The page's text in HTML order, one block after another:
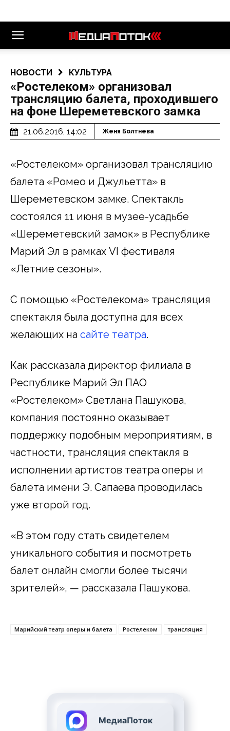
НОВОСТИ КУЛЬТУРА
«Ростелеком» организовал
трансляцию балета, проходившего
на фоне Шереметевского замка
21.06.2016, 14:02 Женя Болтнева
«Ростелеком» организовал трансляцию
балета «Ромео и Джульетта» в
Шереметевском замке. Спектакль
состоялся 11 июня в музее-усадьбе
«Шереметевский замок» в Республике
Марий Эл в рамках VI фестиваля
«Летние сезоны».
С помощью «Ростелекома» трансляция
спектакля была доступна для всех
желающих на сайте театра.
Как рассказала директор филиала в
Республике Марий Эл ПАО
«Ростелеком» Светлана Пашукова,
компания постоянно оказывает
поддержку подобным мероприятиям, в
частности, трансляция спектакля в
исполнении артистов театра оперы и
балета имени Э. Сапаева проводилась
уже второй год.
«В этом году стать свидетелем
уникального события и посмотреть
балет онлайн смогли более тысячи
зрителей», — рассказала Пашукова.
Марийский театр оперы и балета Ростелеком трансляция
МедиаПоток